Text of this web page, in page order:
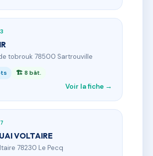
tobrouk 78500 Sartrouville
🏗 8 bât.
Voir la fiche →
VOLTAIRE
78230 Le Pecq